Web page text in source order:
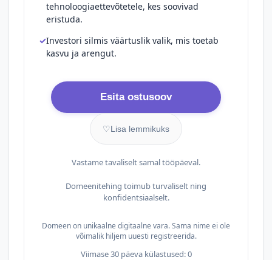
tehnoloogiaettevõtetele, kes soovivad
eristuda.
Investori silmis väärtuslik valik, mis toetab
kasvu ja arengut.
Esita ostusoov
♡Lisa lemmikuks
Vastame tavaliselt samal tööpäeval.
Domeenitehing toimub turvaliselt ning
konfidentsiaalselt.
Domeen on unikaalne digitaalne vara. Sama nime ei ole
võimalik hiljem uuesti registreerida.
Viimase 30 päeva külastused: 0